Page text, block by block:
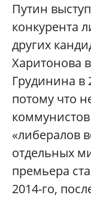
Путин
конкурента
других
Харитонова
Грудинина в
потому что
«либералов
отдельных
премьера
2014-го,